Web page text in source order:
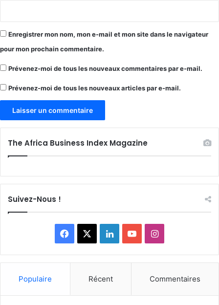
Enregistrer mon nom, mon e-mail et mon site dans le navigateur
pour mon prochain commentaire.
Prévenez-moi de tous les nouveaux commentaires par e-mail.
Prévenez-moi de tous les nouveaux articles par e-mail.
The Africa Business Index Magazine
Suivez-Nous !
Facebook LinkedinYouTubeInstagram
Populaire Récent Commentaires